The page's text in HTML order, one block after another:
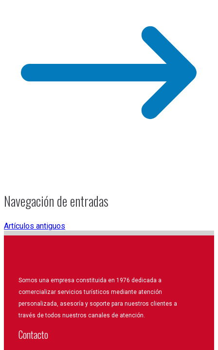
Navegación de entradas
Artículos antiguos
Somos una empresa constituida en 1976 dedicada a
comercializar servicios turísticos mediante atención
personalizada, asesoría y soporte para nuestros clientes a
través de todos nuestros canales de atención.
Contacto